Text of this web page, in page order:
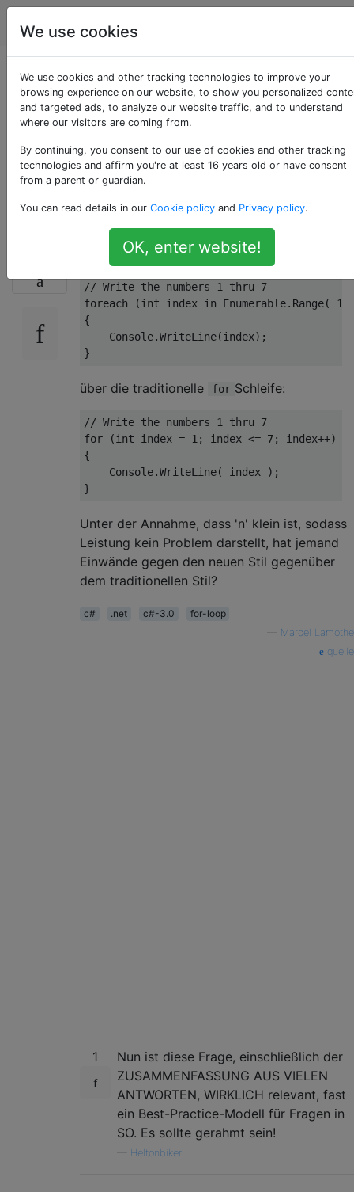
Programmierung
Gedanken zu foreach
mit
Enumerable.Range vs
traditional for loop
In C # 3.0 gefällt mir dieser Stil:
// Write the numbers 1 thru 7
foreach (int index in Enumerable.Range( 1
{
    Console.WriteLine(index);
über die traditionelle for Schleife:
// Write the numbers 1 thru 7
for (int index = 1 ; index <= 7; index++)
{
    Console.WriteLine( index );
Unter der Annahme, dass 'n' klein ist, sodass
Leistung kein Problem darstellt, hat jemand
Einwände gegen den neuen Stil gegenüber
dem traditionellen Stil?
c# .net c#-3.0
for-loop
Marcel Lamothe
quelle
1
Nun ist diese Frage, einschließlich der
ZUSAMMENFASSUNG AUS VIELEN
ANTWORTEN, WIRKLICH relevant, fast
ein Best-Practice-Modell für Fragen in
SO. Es sollte gerahmt sein!
Heltonbiker
We use cookies
We use cookies and other tracking technologies to improve your
browsing experience on our website, to show you personalized
and targeted ads, to analyze our website traffic, and to understand
where our visitors are coming from.
By continuing, you consent to our use of cookies and other tracking
technologies and affirm you're at least 16 years old or have consent
from a parent or guardian.
You can read details in our Cookie policy and Privacy policy.
OK, enter website!